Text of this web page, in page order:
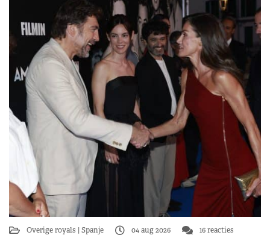
Overige royals Spanje 04 aug 2026 16 reacties